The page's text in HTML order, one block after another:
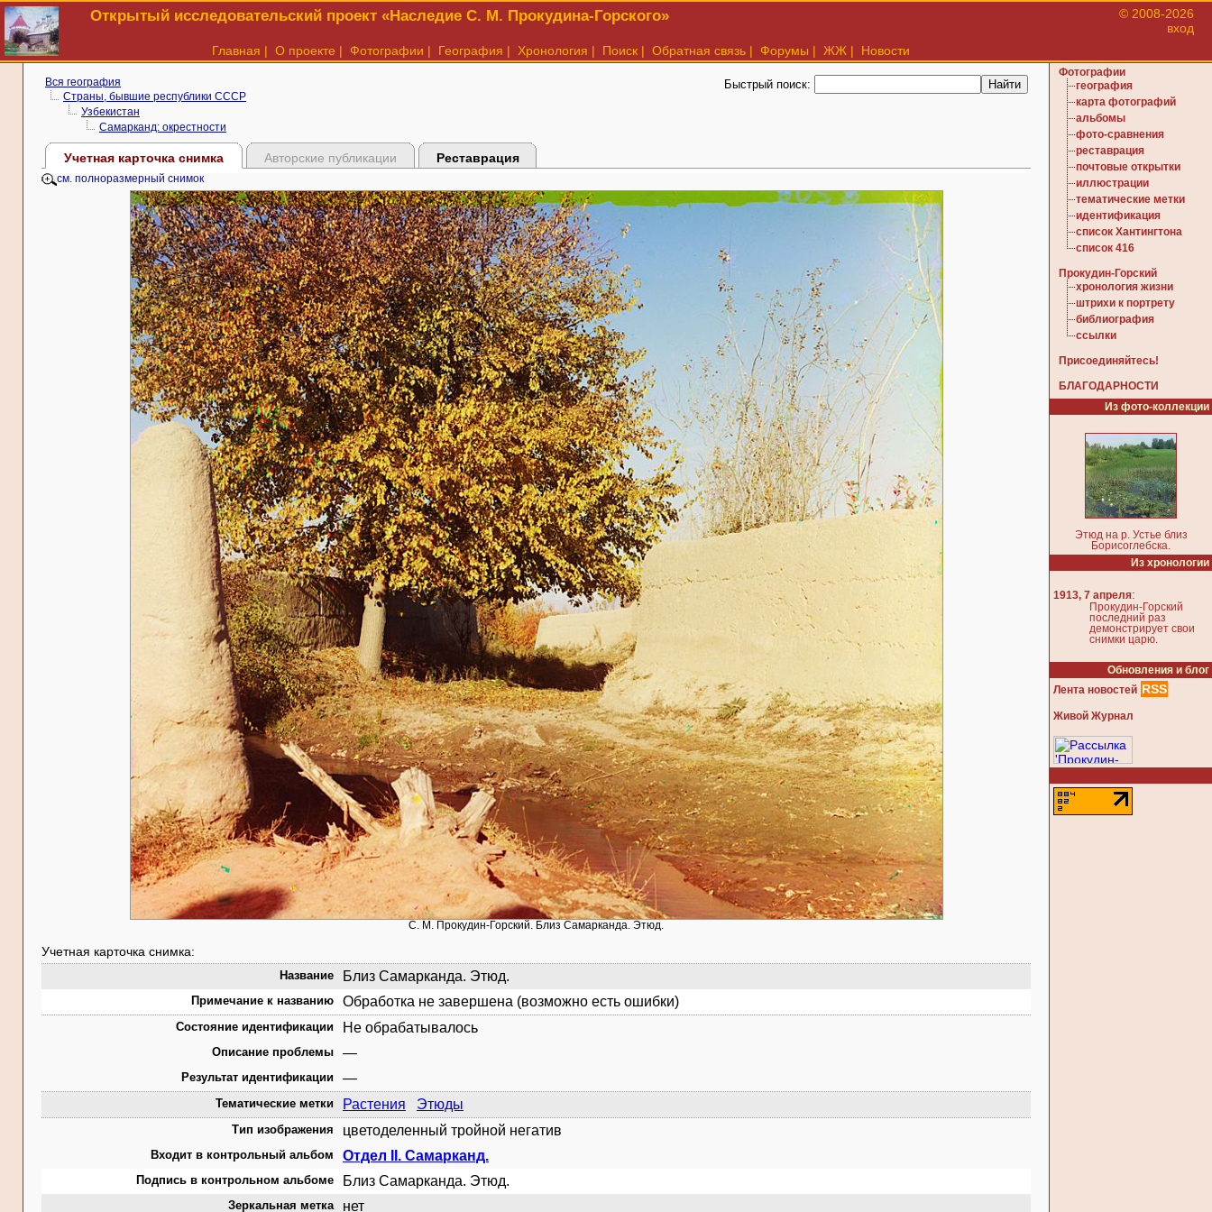
Открытый исследовательский проект «Наследие С. М. Прокудина-Горского»
© 2008-2026
вход
Главная | О проекте | Фотографии | География | Хронология | Поиск | Обратная связь | Форумы | ЖЖ | Новости
Вся география
Страны, бывшие республики СССР
Узбекистан
Самарканд: окрестности
Быстрый поиск:
Учетная карточка снимка Авторские публикации Реставрация
см. полноразмерный снимок
С. М. Прокудин-Горский. Близ Самарканда. Этюд.
Учетная карточка снимка:
Название Близ Самарканда. Этюд.
Примечание к названию Обработка не завершена (возможно есть ошибки)
Состояние идентификации Не обрабатывалось
Описание проблемы —
Результат идентификации —
Тематические метки Растения Этюды
Тип изображения цветоделенный тройной негатив
Входит в контрольный альбом Отдел II. Самарканд.
Подпись в контрольном альбоме Близ Самарканда. Этюд.
Зеркальная метка нет
Фотографии
география
карта фотографий
альбомы
фото-сравнения
реставрация
почтовые открытки
иллюстрации
тематические метки
идентификация
список Хантингтона
список 416
Прокудин-Горский
хронология жизни
штрихи к портрету
библиография
ссылки
Присоединяйтесь!
БЛАГОДАРНОСТИ
Из фото-коллекции
Этюд на р. Устье близ
Борисоглебска.
Из хронологии
1913, 7 апреля:
Прокудин-Горский
последний раз
демонстрирует свои
снимки царю.
Обновления и блог
Лента новостей RSS
Живой Журнал